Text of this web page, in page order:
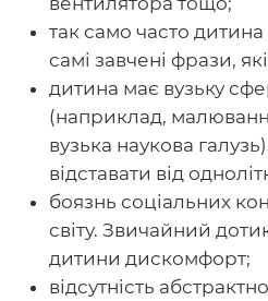
так само часто дитина
самі завчені фрази,
дитина має вузьку
(наприклад,
вузька наукова
відставати від
боязнь соціальних
світу. Звичайний
дитини дискомфорт;
відсутність